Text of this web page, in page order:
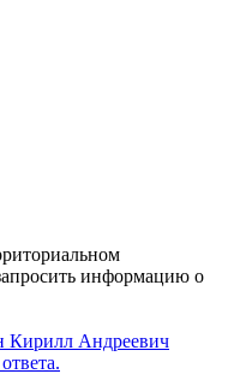
информацию о
Кирилл Андреевич